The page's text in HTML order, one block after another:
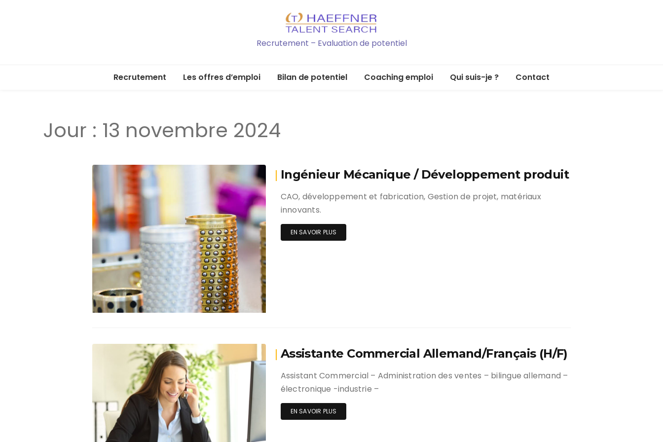
Recrutement – Evaluation de potentiel
Recrutement Les offres d’emploi Bilan de potentiel Coaching emploi Qui suis-je ? Contact
Jour : 13 novembre 2024
Ingénieur Mécanique / Développement produit
CAO, développement et fabrication, Gestion de projet, matériaux
innovants.
EN SAVOIR PLUS
Assistante Commercial Allemand/Français (H/F)
Assistant Commercial – Administration des ventes – bilingue allemand –
électronique -industrie –
EN SAVOIR PLUS